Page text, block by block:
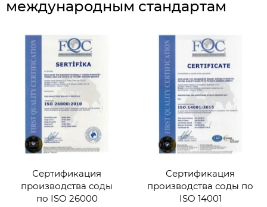
международным стандартам
Сертификация
производства соды
по ISO 26000
Сертификация
производства соды по
ISO 14001